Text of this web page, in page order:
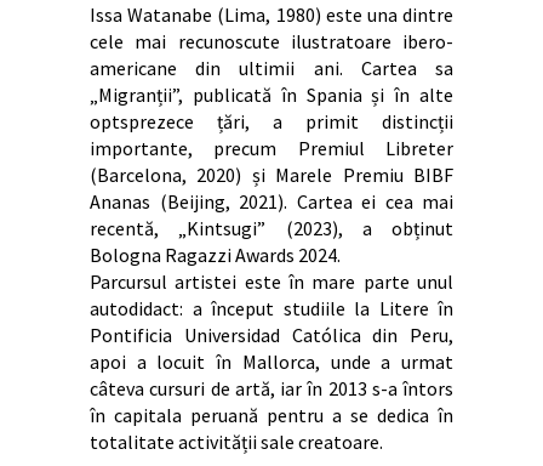
Issa Watanabe (Lima, 1980) este una dintre
cele mai recunoscute ilustratoare ibero-
americane din ultimii ani. Cartea sa
„Migranții”, publicată în Spania și în alte
optsprezece țări, a primit distincții
importante, precum Premiul Libreter
(Barcelona, 2020) și Marele Premiu BIBF
Ananas (Beijing, 2021). Cartea ei cea mai
recentă, „Kintsugi” (2023), a obținut
Bologna Ragazzi Awards 2024.
Parcursul artistei este în mare parte unul
autodidact: a început studiile la Litere în
Pontificia Universidad Católica din Peru,
apoi a locuit în Mallorca, unde a urmat
câteva cursuri de artă, iar în 2013 s-a întors
în capitala peruană pentru a se dedica în
totalitate activității sale creatoare.